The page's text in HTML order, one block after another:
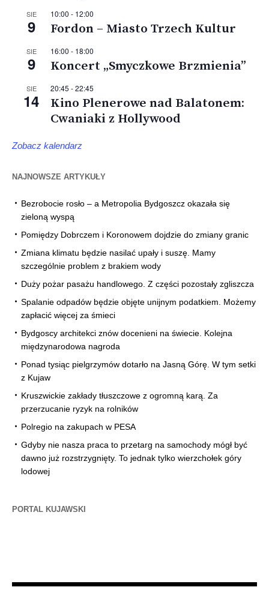
SIE
9
10:00 - 12:00
Fordon – Miasto Trzech Kultur
SIE
9
16:00 - 18:00
Koncert „Smyczkowe Brzmienia”
SIE
14
20:45 -22:45
Kino Plenerowe nad Balatonem:
Cwaniaki z Hollywood
Zobacz kalendarz
NAJNOWSZE ARTYKUŁY
Bezrobocie rosło – a Metropolia Bydgoszcz okazała się
zieloną wyspą
Pomiędzy Dobrczem i Koronowem dojdzie do zmiany granic
Zmiana klimatu będzie nasilać upały i suszę. Mamy
szczególnie problem z brakiem wody
Duży pożar pasażu handlowego. Z części pozostały zgliszcza
Spalanie odpadów będzie objęte unijnym podatkiem. Możemy
zapłacić więcej za śmieci
Bydgoscy architekci znów docenieni na świecie. Kolejna
międzynarodowa nagroda
Ponad tysiąc pielgrzymów dotarło na Jasną Górę. W tym setki
z Kujaw
Kruszwickie zakłady tłuszczowe z ogromną karą. Za
przerzucanie ryzyk na rolników
Polregio na zakupach w PESA
Gdyby nie nasza praca to przetarg na samochody mógł być
dawno już rozstrzygnięty. To jednak tylko wierzchołek góry
lodowej
PORTAL KUJAWSKI